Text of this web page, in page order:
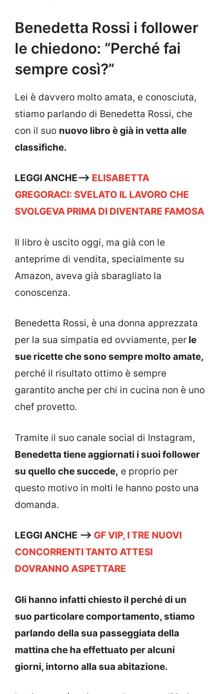
Benedetta Rossi i follower
le chiedono: “Perché fai
sempre così?”
Lei è davvero molto amata, e conosciuta,
stiamo parlando di Benedetta Rossi, che
con il suo nuovo libro è già in vetta alle
classifiche.
LEGGI ANCHE—-> ELISABETTA
GREGORACI: SVELATO IL LAVORO CHE
SVOLGEVA PRIMA DI DIVENTARE FAMOSA
Il libro è uscito oggi, ma già con le
anteprime di vendita, specialmente su
Amazon, aveva già sbaragliato la
conoscenza.
Benedetta Rossi, è una donna apprezzata
per la sua simpatia ed ovviamente, per le
sue ricette che sono sempre molto amate,
perché il risultato ottimo è sempre
garantito anche per chi in cucina non è uno
chef provetto.
Tramite il suo canale social di Instagram,
Benedetta tiene aggiornati i suoi follower
su quello che succede, e proprio per
questo motivo in molti le hanno posto una
domanda.
LEGGI ANCHE —-> GF VIP, I TRE NUOVI
CONCORRENTI TANTO ATTESI
DOVRANNO ASPETTARE
Gli hanno infatti chiesto il perché di un
suo particolare comportamento, stiamo
parlando della sua passeggiata della
mattina che ha effettuato per alcuni
giorni, intorno alla sua abitazione.